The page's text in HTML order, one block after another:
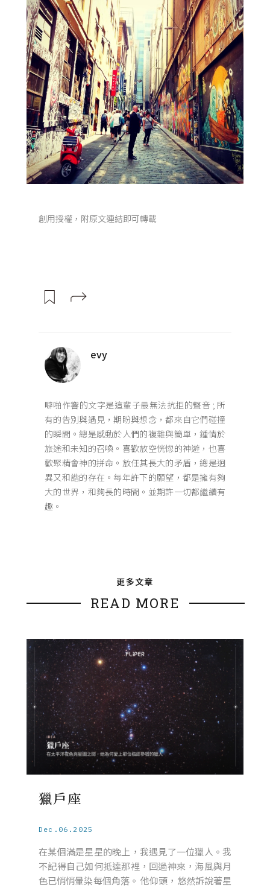
創用授權，附原文連結即可轉載
evy
噼啪作響的文字是這輩子最無法抗拒的聲音 ; 所
有的告別與遇見，期盼與想念，都來自它們碰撞
的瞬間。總是感動於人們的複雜與簡單，鍾情於
旅途和未知的召喚。喜歡放空恍惚的神遊，也喜
歡聚精會神的拼命。放任其長大的矛盾，總是迥
異又和諧的存在。每年許下的願望，都是擁有夠
大的世界，和夠長的時間。並期許一切都繼續有
趣。
更多文章
READ MORE
獵戶座
Dec.06.2025
在某個滿是星星的晚上，我遇見了一位獵人。我
不記得自己如何抵達那裡，回過神來，海風與月
色已悄悄暈染每個角落。 他仰頭，悠然訴說著星